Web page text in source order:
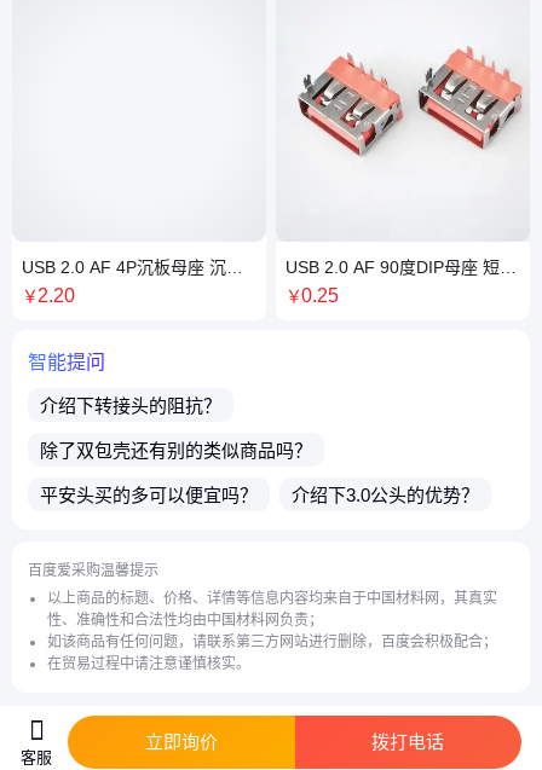
USB 2.0 AF 4P沉板母座 沉板
1.9MM 四脚插板 180度SMT 直
￥2.20
USB 2.0 AF 90度DIP母座 短体
10.0 加宽PIN大电流 6.1厚 直
￥0.25
智能提问
介绍下转接头的阻抗？
除了双包壳还有别的类似商品吗？
平安头买的多可以便宜吗？ 介绍下3.0公头的优势？
介绍下连接器的护罩？ 有适用于3C数码的 鱼叉脚吗？
百度爱采购温馨提示
以上商品的标题、价格、详情等信息内容均来自于中国材料网，其真实
性、准确性和合法性均由中国材料网负责；
如该商品有任何问题，请联系第三方网站进行删除，百度会积极配合；
在贸易过程中请注意谨慎核实。
客服
立即询价 拨打电话